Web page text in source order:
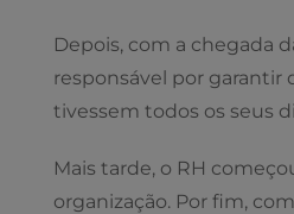
Depois, com a chegada
responsável por garantir
tivessem todos os seus
Mais tarde, o RH
organização. Por fim,